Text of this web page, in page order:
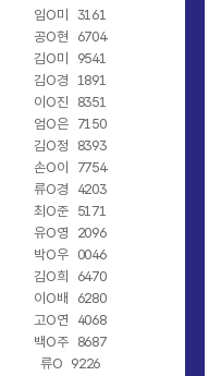
임O미
3161
공O현
6704
김O미
9541
김O경
1891
이O진
8351
엄O은
7150
김O정
8393
손O이
7754
류O경
4203
최O준
5171
유O영
2096
박O우
0046
김O희
6470
이O배
6280
고O연
4068
백O주
8687
류O 9226